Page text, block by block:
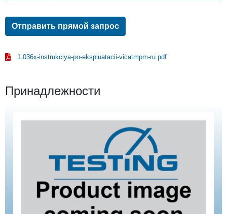
Отправить прямой запрос
1.036x-instrukciya-po-ekspluatacii-vicatmpm-ru.pdf
Принадлежности